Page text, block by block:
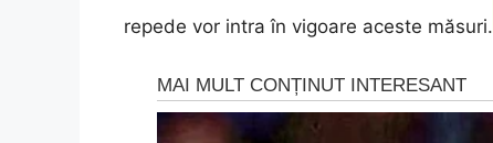
repede vor intra în vigoare aceste măsuri.